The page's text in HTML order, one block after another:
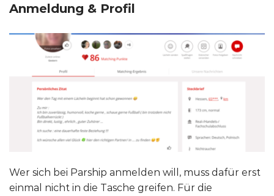
Anmeldung & Profil
Wer sich bei Parship anmelden will, muss dafür erst
einmal nicht in die Tasche greifen. Für die